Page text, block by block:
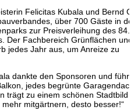
Felicitas Kubala und Bernd
über 700 Gäste in
zur Preisverleihung des 84.
Der Fachbereich Grünflächen und
jedes Jahr aus, um Anreize zu
dankte den Sponsoren und
jedes begrünte Garagendach
trägt zu einem schönen Stadtbild
mitgärtnern, desto besser!“